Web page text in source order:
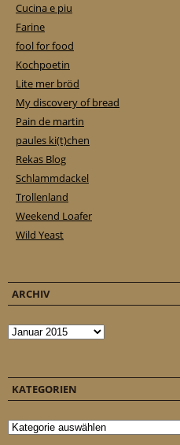
Cucina e piu
Farine
fool for food
Kochpoetin
Lite mer bröd
My discovery of bread
Pain de martin
paules ki(t)chen
Rekas Blog
Schlammdackel
Trollenland
Weekend Loafer
Wild Yeast
ARCHIV
Archiv
KATEGORIEN
Kategorien